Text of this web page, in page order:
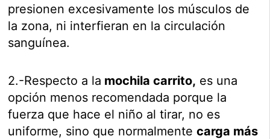
presionen excesivamente los músculos de
la zona, ni interfieran en la circulación
sanguínea.
2.-Respecto a la mochila carrito, es una
opción menos recomendada porque la
fuerza que hace el niño al tirar, no es
uniforme, sino que normalmentecarga más